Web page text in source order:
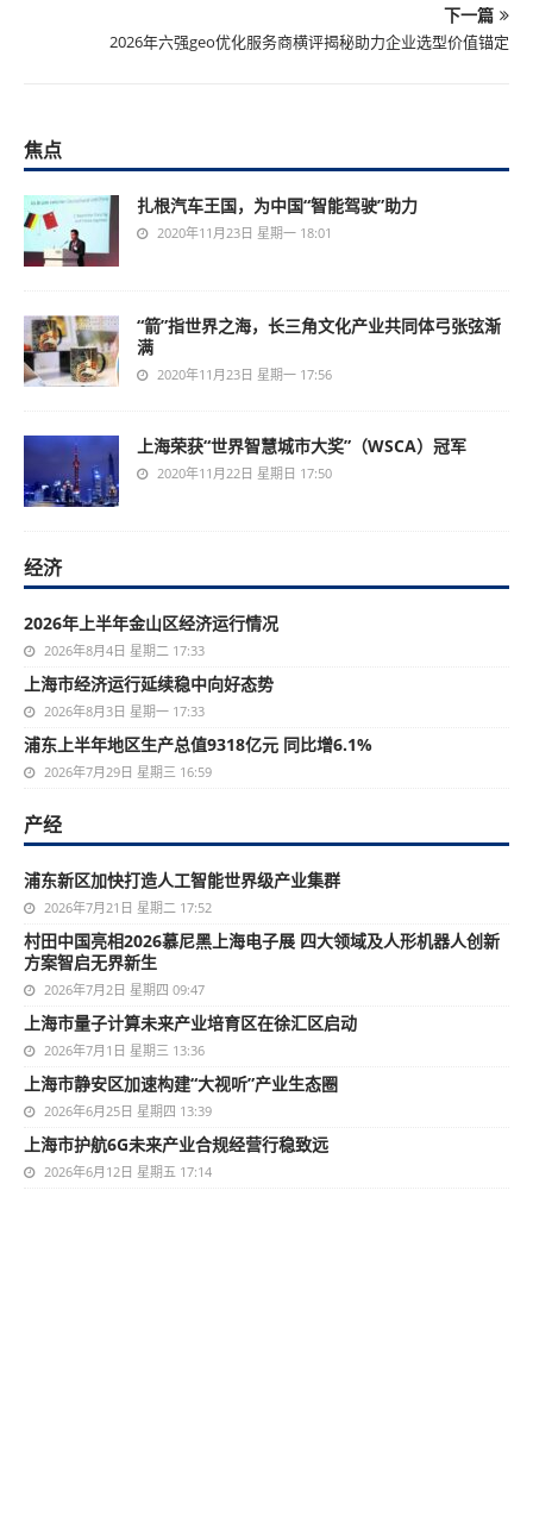
下一篇
2026年六强geo优化服务商横评揭秘助力企业选型价值锚定
焦点
扎根汽车王国，为中国“智能驾驶”助力
2020年11月23日 星期一 18:01
“箭”指世界之海，长三角文化产业共同体弓张弦渐
满
2020年11月23日 星期一 17:56
上海荣获“世界智慧城市大奖”（WSCA）冠军
2020年11月22日 星期日 17:50
经济
2026年上半年金山区经济运行情况
2026年8月4日 星期二 17:33
上海市经济运行延续稳中向好态势
2026年8月3日 星期一 17:33
浦东上半年地区生产总值9318亿元 同比增6.1%
2026年7月29日 星期三 16:59
产经
浦东新区加快打造人工智能世界级产业集群
2026年7月21日 星期二 17:52
村田中国亮相2026慕尼黑上海电子展 四大领域及人形机器人创新
方案智启无界新生
2026年7月2日 星期四 09:47
上海市量子计算未来产业培育区在徐汇区启动
2026年7月1日 星期三 13:36
上海市静安区加速构建“大视听”产业生态圈
2026年6月25日 星期四 13:39
上海市护航6G未来产业合规经营行稳致远
2026年6月12日 星期五 17:14